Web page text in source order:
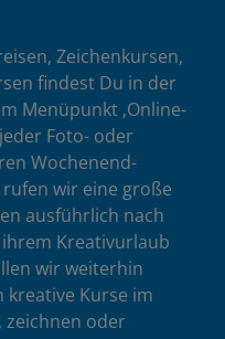
Zeichenkursen,
findest Du in der
Menüpunkt ‚Online-
Foto- oder
Wochenend-
wir eine große
ausführlich nach
Kreativurlaub
wir weiterhin
kreative Kurse im
zeichnen oder